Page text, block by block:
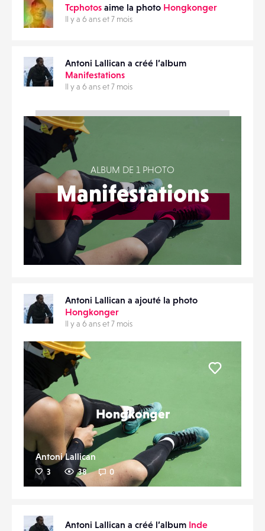
Tcphotos aime la photo Hongkonger
Il y a 6 ans et 7 mois
Antoni Lallican a créé l’album
Manifestations
Il y a 6 ans et 7 mois
ALBUM DE 1 PHOTO
Manifestations
Antoni Lallican a ajouté la photo
Hongkonger
Il y a 6 ans et 7 mois
Hongkonger
Antoni Lallican
3 38 0
Antoni Lallican a créé l’album Inde